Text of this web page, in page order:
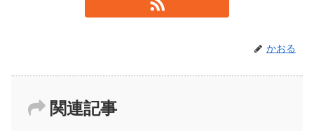
かおる
関連記事